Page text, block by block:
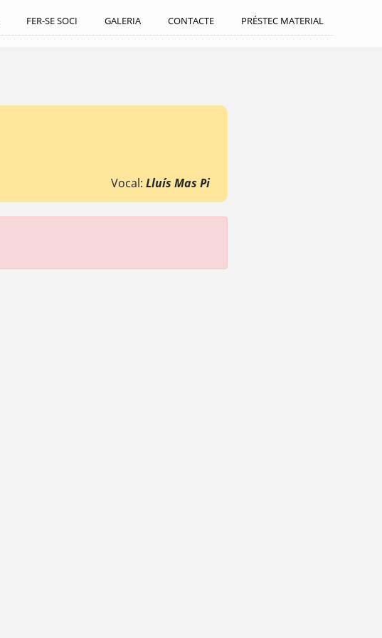
FER-SE SOCI GALERIA CONTACTE PRÉSTEC MATERIAL
Vocal: Lluís Mas Pi